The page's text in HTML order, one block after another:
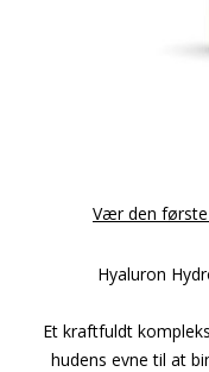
Vær den
Hyaluron
Et kraftfuldt
hudens evne til at